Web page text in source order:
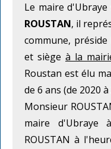
Le maire d'Ubraye
ROUSTAN, il
commune,
et siège à la
Roustan est élu
de 6 ans (de 2020 à
Monsieur
maire d'Ubraye
ROUSTAN à